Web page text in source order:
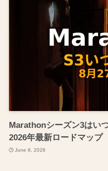
Marathonシーズン3はい
2026年最新ロードマップ
June 8, 2026